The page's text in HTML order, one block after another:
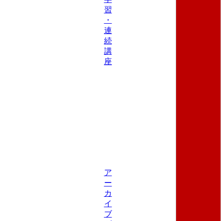
習
・
連
続
講
座
ア
ー
カ
イ
ブ